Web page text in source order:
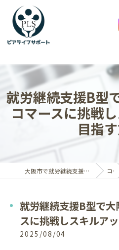
就労継続支援B型
コマースに挑戦
目指
大阪市で就労継続支援B型なら一般社団法人ピアライフサポート コラム
就労継続支援B型で
スに挑戦しスキルア
2025/08/04